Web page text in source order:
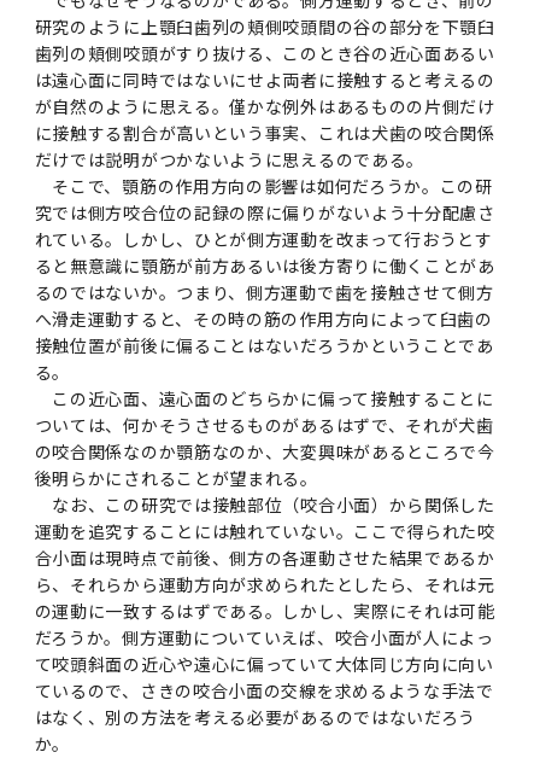
研究のように上顎臼歯列の頬側咬頭間の谷の部分を下顎臼
歯列の頬側咬頭がすり抜ける、このとき谷の近心面あるい
は遠心面に同時ではないにせよ両者に接触すると考えるの
が自然のように思える。僅かな例外はあるものの片側だけ
に接触する割合が高いという事実、これは犬歯の咬合関係
だけでは説明がつかないように思えるのである。
そこで、顎筋の作用方向の影響は如何だろうか。この研
究では側方咬合位の記録の際に偏りがないよう十分配慮さ
れている。しかし、ひとが側方運動を改まって行おうとす
ると無意識に顎筋が前方あるいは後方寄りに働くことがあ
るのではないか。つまり、側方運動で歯を接触させて側方
へ滑走運動すると、その時の筋の作用方向によって臼歯の
接触位置が前後に偏ることはないだろうかということであ
る。
この近心面、遠心面のどちらかに偏って接触することに
ついては、何かそうさせるものがあるはずで、それが犬歯
の咬合関係なのか顎筋なのか、大変興味があるところで今
後明らかにされることが望まれる。
なお、この研究では接触部位（咬合小面）から関係した
運動を追究することには触れていない。ここで得られた咬
合小面は現時点で前後、側方の各運動させた結果であるか
ら、それらから運動方向が求められたとしたら、それは元
の運動に一致するはずである。しかし、実際にそれは可能
だろうか。側方運動についていえば、咬合小面が人によっ
て咬頭斜面の近心や遠心に偏っていて大体同じ方向に向い
ているので、さきの咬合小面の交線を求めるような手法で
はなく、別の方法を考える必要があるのではないだろう
か。